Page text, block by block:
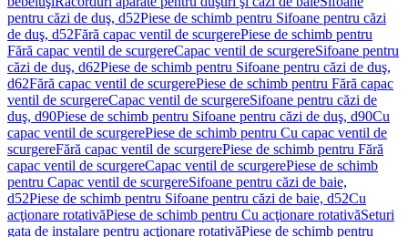
pentru căzi de duş, d52Piese de schimb pentru Sifoane pentru căzi
de duş, d52Fără capac ventil de scurgerePiese de schimb pentru
Fără capac ventil de scurgereCapac ventil de scurgereSifoane pentru
căzi de duş, d62Piese de schimb pentru Sifoane pentru căzi de duş,
d62Fără capac ventil de scurgerePiese de schimb pentru Fără capac
ventil de scurgereCapac ventil de scurgereSifoane pentru căzi de
duş, d90Piese de schimb pentru Sifoane pentru căzi de duş, d90Cu
capac ventil de scurgerePiese de schimb pentru Cu capac ventil de
scurgereFără capac ventil de scurgerePiese de schimb pentru Fără
capac ventil de scurgereCapac ventil de scurgerePiese de schimb
pentru Capac ventil de scurgereSifoane pentru căzi de baie,
d52Piese de schimb pentru Sifoane pentru căzi de baie, d52Cu
acţionare rotativăPiese de schimb pentru Cu acţionare rotativăSeturi
gata de instalare pentru acţionare rotativăPiese de schimb pentru